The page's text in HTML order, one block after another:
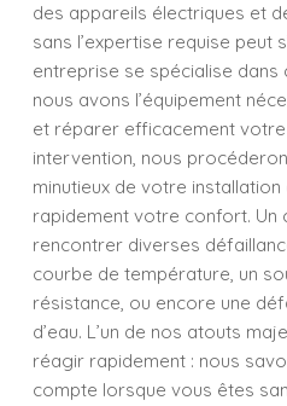
des appareils électriques et
sans l’expertise requise peut
entreprise se spécialise
nous avons l’équipement
et réparer efficacement
intervention, nous
minutieux de votre
rapidement votre confort. Un
rencontrer diverses
courbe de température, un
résistance, ou encore une
d’eau. L’un de nos atouts
réagir rapidement : nous
compte lorsque vous êtes